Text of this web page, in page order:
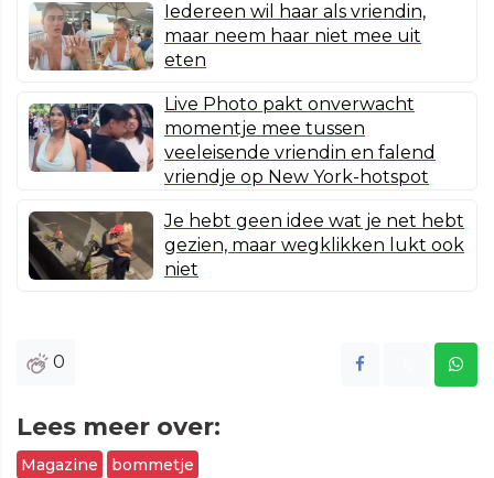
Iedereen wil haar als vriendin,
maar neem haar niet mee uit
eten
Live Photo pakt onverwacht
momentje mee tussen
veeleisende vriendin en falend
vriendje op New York-hotspot
Je hebt geen idee wat je net hebt
gezien, maar wegklikken lukt ook
niet
0
Lees meer over:
Magazine bommetje